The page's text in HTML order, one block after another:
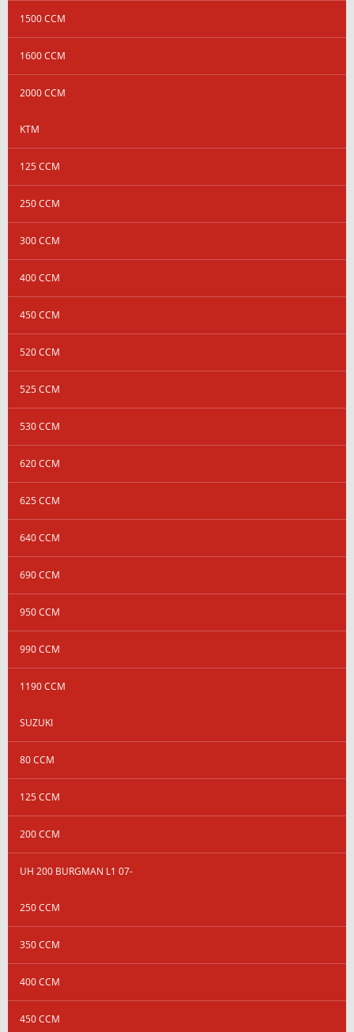
1500 CCM
1600 CCM
2000 CCM
KTM
125 CCM
250 CCM
300 CCM
400 CCM
450 CCM
520 CCM
525 CCM
530 CCM
620 CCM
625 CCM
640 CCM
690 CCM
950 CCM
990 CCM
1190 CCM
SUZUKI
80 CCM
125 CCM
200 CCM
UH 200 BURGMAN L1 07-
250 CCM
350 CCM
400 CCM
450 CCM